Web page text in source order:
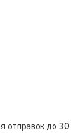
отправок до 30